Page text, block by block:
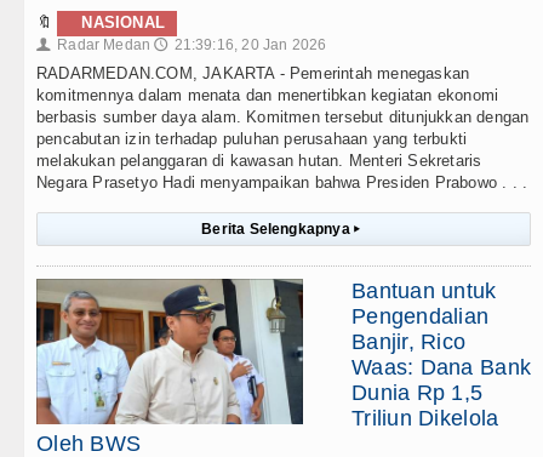
🔖 NASIONAL
👤 Radar Medan 🕔 21:39:16, 20 Jan 2026
RADARMEDAN.COM, JAKARTA - Pemerintah menegaskan
komitmennya dalam menata dan menertibkan kegiatan ekonomi
berbasis sumber daya alam. Komitmen tersebut ditunjukkan dengan
pencabutan izin terhadap puluhan perusahaan yang terbukti
melakukan pelanggaran di kawasan hutan. Menteri Sekretaris
Negara Prasetyo Hadi menyampaikan bahwa Presiden Prabowo . . .
Berita Selengkapnya ▸
Bantuan untuk
Pengendalian
Banjir, Rico
Waas: Dana Bank
Dunia Rp 1,5
Triliun Dikelola
Oleh BWS